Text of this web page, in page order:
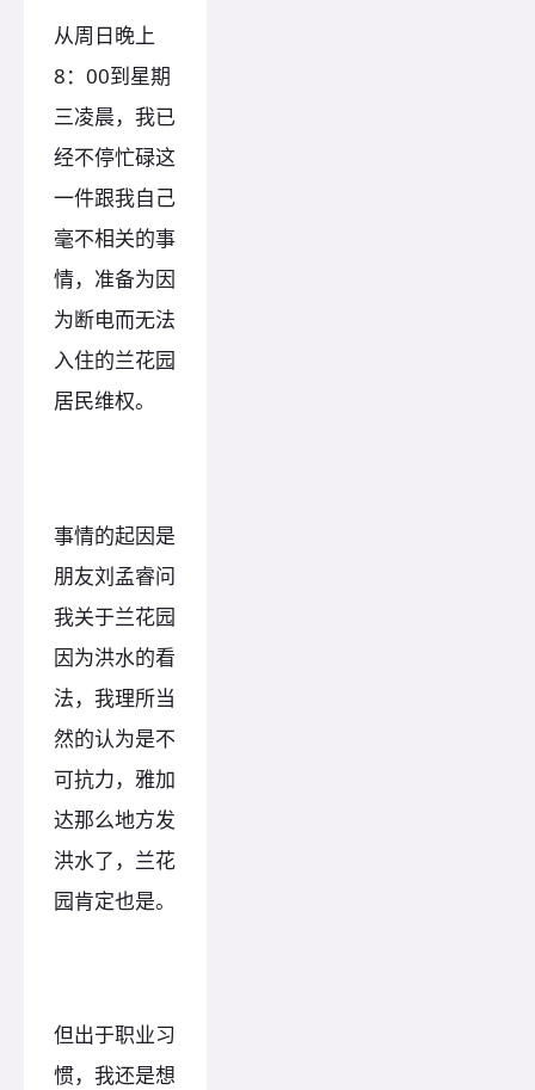
从周日晚上
8：00到星期
三凌晨，我已
经不停忙碌这
一件跟我自己
毫不相关的事
情，准备为因
为断电而无法
入住的兰花园
居民维权。
事情的起因是
朋友刘孟睿问
我关于兰花园
因为洪水的看
法，我理所当
然的认为是不
可抗力，雅加
达那么地方发
洪水了，兰花
园肯定也是。
但出于职业习
惯，我还是想